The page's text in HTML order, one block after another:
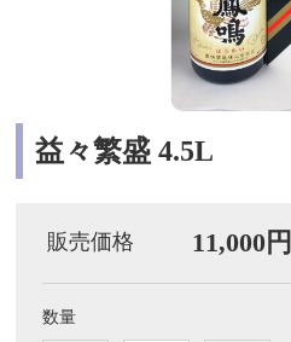
益々繁盛 4.5L
販売価格 11,000円
数量